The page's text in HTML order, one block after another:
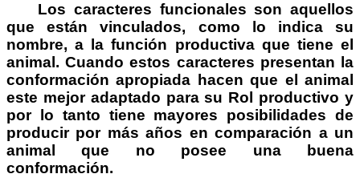
Los caracteres funcionales son aquellos
que están vinculados, como lo indica su
nombre, a la función productiva que tiene el
animal. Cuando estos caracteres presentan la
conformación apropiada hacen que el animal
este mejor adaptado para su Rol productivo y
por lo tanto tiene mayores posibilidades de
producir por más años en comparación a un
animal que no posee una buena
conformación.